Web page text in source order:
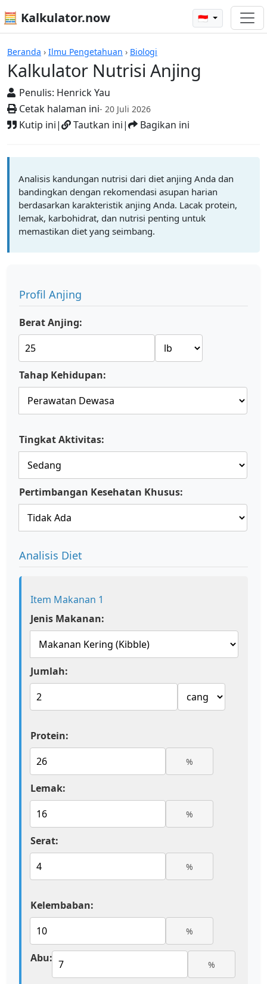
🧮 Kalkulator.now 🇮🇩
Beranda › Ilmu Pengetahuan › Biologi
Kalkulator Nutrisi Anjing
Penulis: Henrick Yau
Cetak halaman ini- 20 Juli 2026
Kutip ini| Tautkan ini| Bagikan ini
Kalkulator-kalkulator
Analisis kandungan nutrisi dari diet anjing Anda dan
bandingkan dengan rekomendasi asupan harian
berdasarkan karakteristik anjing Anda. Lacak protein,
lemak, karbohidrat, dan nutrisi penting untuk
memastikan diet yang seimbang.
Profil Anjing
Berat Anjing:
Tahap Kehidupan:
Tingkat Aktivitas:
Pertimbangan Kesehatan Khusus:
Analisis Diet
Item Makanan 1
Jenis Makanan:
Jumlah:
Protein:
%
Lemak:
%
Serat:
%
Kelembaban:
%
Abu: %